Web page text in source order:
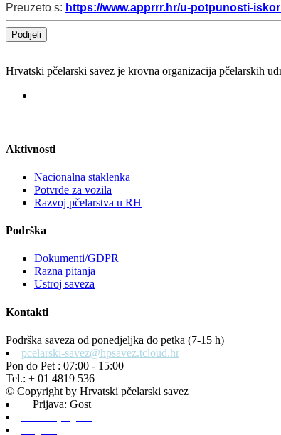
Preuzeto s: https://www.apprrr.hr/u-potpunosti-
Podijeli
Hrvatski pčelarski savez je krovna organizacija pčelarskih
Aktivnosti
Nacionalna staklenka
Potvrde za vozila
Razvoj pčelarstva u RH
Podrška
Dokumenti/GDPR
Razna pitanja
Ustroj saveza
Kontakti
Podrška saveza od ponedjeljka do petka (7-15 h)
pcelarski-savez@hpsavez.tcloud.hr
Pon do Pet : 07:00 - 15:00
Tel.: + 01 4819 536
© Copyright by Hrvatski pčelarski savez
Prijava: Gost